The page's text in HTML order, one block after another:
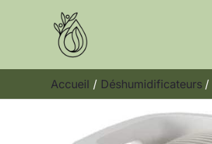
Accueil Déshumidificateurs